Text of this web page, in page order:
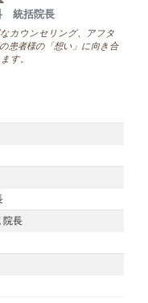
統括院長
なカウンセリング、アフタ
患者様の「想い」に向き合
す。
院長